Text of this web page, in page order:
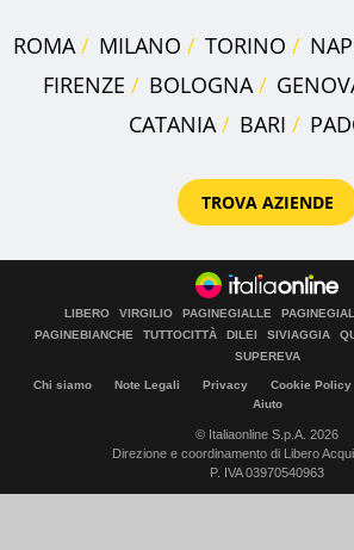
ROMA MILANO TORINO
FIRENZE
BOLOGNA
CATANIA
BARI
TROVA AZIENDE
LIBERO VIRGILIO PAGINEGIALLE
PAGINEBIANCHE
TUTTOCITTÀ DILEI SIVIAGGIA
SUPEREVA
Chi siamo Note Legali Privacy Cookie Policy
Aiuto
© Italiaonline S.p.A. 2026
Direzione e coordinamento di Libero
P. IVA 03970540963